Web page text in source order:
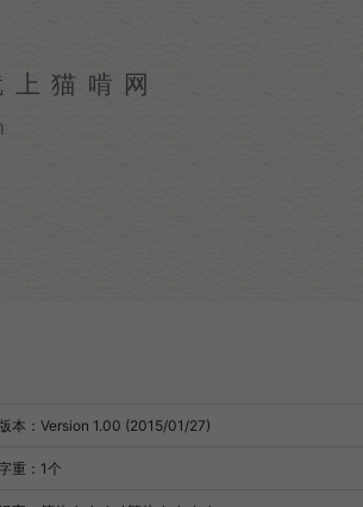
猫啃网
本：Version 1.00 (2015/01/27)
重：1个